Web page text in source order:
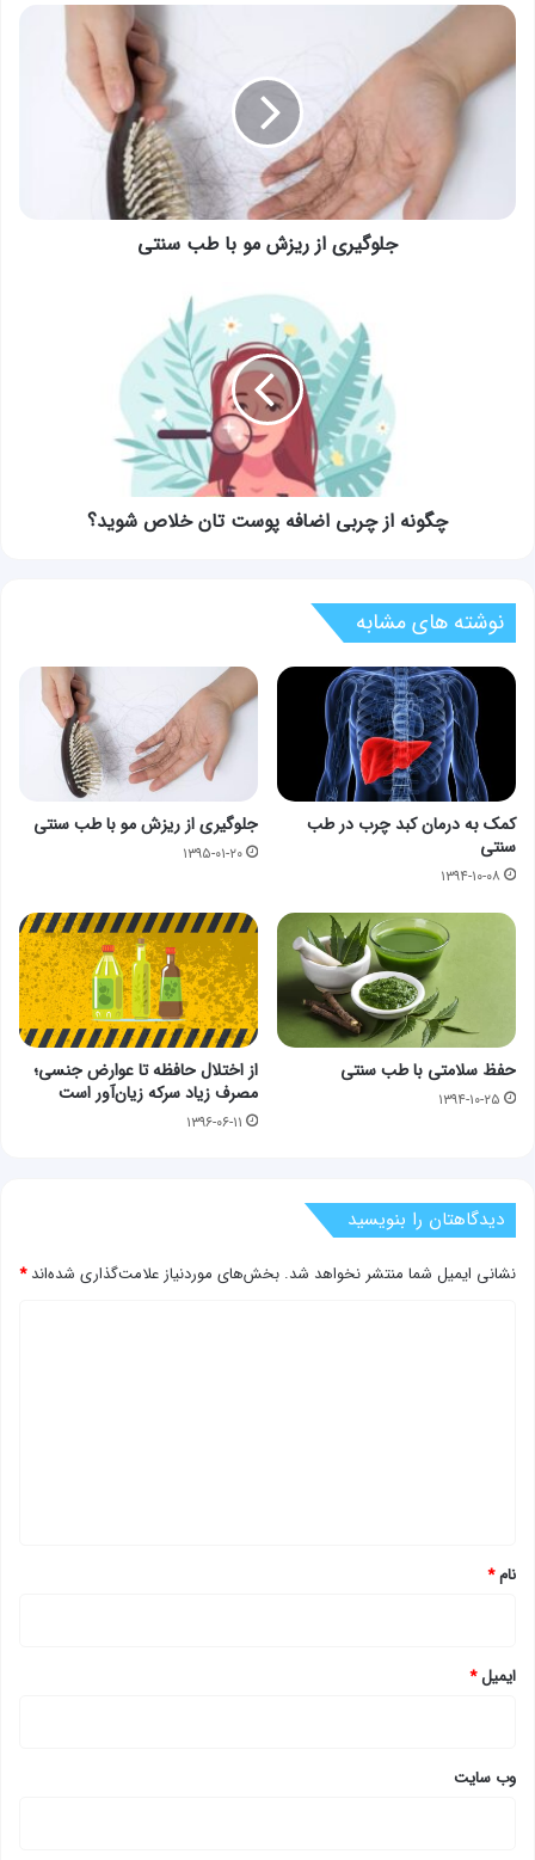
جلوگیری
ریزش
جلوگیری از ریزش مو با طب سنتی
چگونه از چربی اضافه پوست تان خلاص شوید؟
نوشته های مشابه
کمک به درمان کبد چرب در طب
سنتی
۱۳۹۴-۱۰-۰۸
جلوگیری از ریزش مو با طب سنتی
۱۳۹۵-۰۱-۲۰
حفظ سلامتی با طب سنتی
۱۳۹۴-۱۰-۲۵
از اختلال حافظه تا عوارض جنسی؛
مصرف زیاد سرکه زیان‌آور است
۱۳۹۶-۰۶-۱۱
دیدگاهتان را بنویسید
نشانی ایمیل شما منتشر نخواهد شد. بخش‌های موردنیاز علامت‌گذاری شده‌اند*
نام*
ایمیل*
وب‌ سایت